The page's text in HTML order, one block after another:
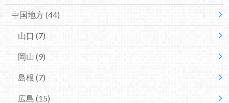
中国地方(44)
山口 (7)
岡山 (9)
島根 (7)
広島 (15)